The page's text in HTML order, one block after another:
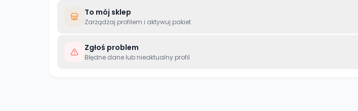
To mój sklep
Zarządzaj profilem i aktywuj pakiet
Zgłoś problem
Błędne dane lub nieaktualny profil